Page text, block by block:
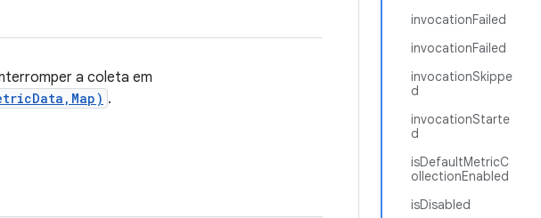
invocationFailed
invocationFailed
invocationSkippe
d
invocationStarte
d
isDefaultMetricC
ollectionEnabled
isDisabled
a coleta em
.